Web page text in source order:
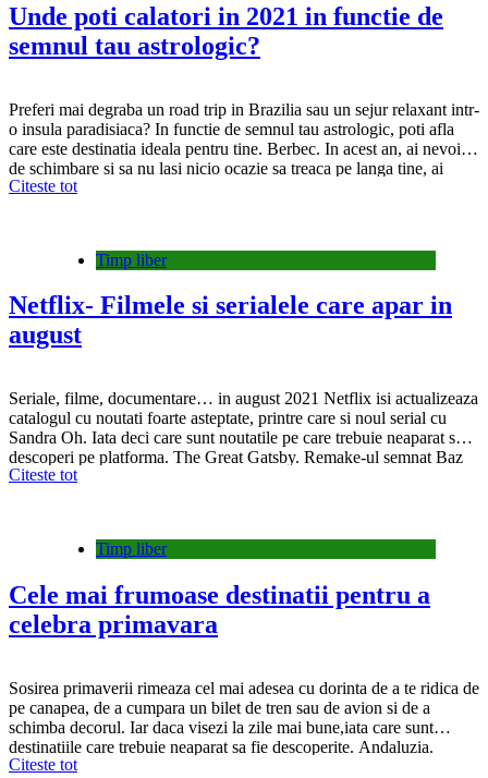
Unde poti calatori in 2021 in functie de
semnul tau astrologic?
Preferi mai degraba un road trip in Brazilia sau un sejur relaxant intr-
o insula paradisiaca? In functie de semnul tau astrologic, poti afla
care este destinatia ideala pentru tine. Berbec. In acest an, ai nevoie
de schimbare si sa nu lasi nicio ocazie sa treaca pe langa tine, ai
nevoie deci de o destinatie paradisiaca…
Citeste tot
Timp liber
Netflix- Filmele si serialele care apar in
august
Seriale, filme, documentare… in august 2021 Netflix isi actualizeaza
catalogul cu noutati foarte asteptate, printre care si noul serial cu
Sandra Oh. Iata deci care sunt noutatile pe care trebuie neaparat sa le
descoperi pe platforma. The Great Gatsby. Remake-ul semnat Baz
Luhrmann din 2013, cu o multime de strasuri si de paiete, soseste
Citeste tot
Timp liber
Cele mai frumoase destinatii pentru a
celebra primavara
Sosirea primaverii rimeaza cel mai adesea cu dorinta de a te ridica de
pe canapea, de a cumpara un bilet de tren sau de avion si de a
schimba decorul. Iar daca visezi la zile mai bune,iata care sunt
destinatiile care trebuie neaparat sa fie descoperite. Andaluzia.
Andaluzia este un loc minunat, unde se traieste…
Citeste tot